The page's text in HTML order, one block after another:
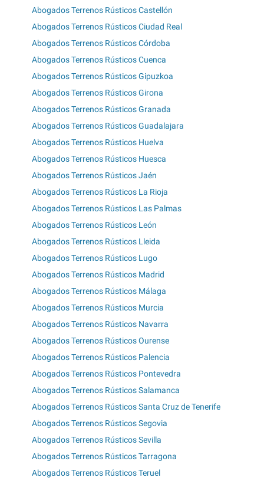
Abogados Terrenos Rústicos Castellón
Abogados Terrenos Rústicos Ciudad Real
Abogados Terrenos Rústicos Córdoba
Abogados Terrenos Rústicos Cuenca
Abogados Terrenos Rústicos Gipuzkoa
Abogados Terrenos Rústicos Girona
Abogados Terrenos Rústicos Granada
Abogados Terrenos Rústicos Guadalajara
Abogados Terrenos Rústicos Huelva
Abogados Terrenos Rústicos Huesca
Abogados Terrenos Rústicos Jaén
Abogados Terrenos Rústicos La Rioja
Abogados Terrenos Rústicos Las Palmas
Abogados Terrenos Rústicos León
Abogados Terrenos Rústicos Lleida
Abogados Terrenos Rústicos Lugo
Abogados Terrenos Rústicos Madrid
Abogados Terrenos Rústicos Málaga
Abogados Terrenos Rústicos Murcia
Abogados Terrenos Rústicos Navarra
Abogados Terrenos Rústicos Ourense
Abogados Terrenos Rústicos Palencia
Abogados Terrenos Rústicos Pontevedra
Abogados Terrenos Rústicos Salamanca
Abogados Terrenos Rústicos Santa Cruz de Tenerife
Abogados Terrenos Rústicos Segovia
Abogados Terrenos Rústicos Sevilla
Abogados Terrenos Rústicos Tarragona
Abogados Terrenos Rústicos Teruel